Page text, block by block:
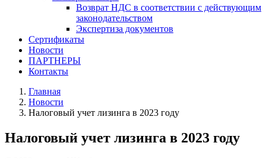
Возврат НДС в соответствии с действующим
законодательством
Экспертиза документов
Сертификаты
Новости
ПАРТНЕРЫ
Контакты
Главная
Новости
Налоговый учет лизинга в 2023 году
Налоговый учет лизинга в 2023 году